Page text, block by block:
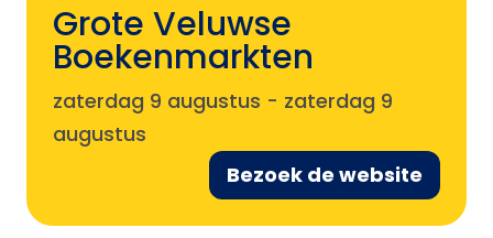
Grote Veluwse
Boekenmarkten
zaterdag 9 augustus - zaterdag 9
augustus
Bezoek de website